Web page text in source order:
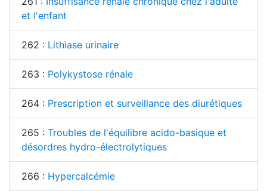
et l'enfant
262 : Lithiase urinaire
263 : Polykystose rénale
264 : Prescription et surveillance des diurétiques
265 : Troubles de l'équilibre acido-basique et
désordres hydro-électrolytiques
266 : Hypercalcémie